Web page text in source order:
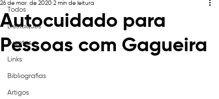
Todos
Destaques
Eventos
Links
Bibliografias
Artigos
Autocuidado para
Pessoas com Gagueira
26 de mar. de 2020 2 min de leitura